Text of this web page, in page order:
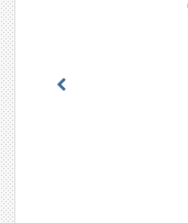
Previous